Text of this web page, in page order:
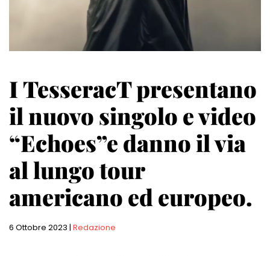
I TesseracT presentano
il nuovo singolo e video
“Echoes”e danno il via
al lungo tour
americano ed europeo.
6 Ottobre 2023 | Redazione